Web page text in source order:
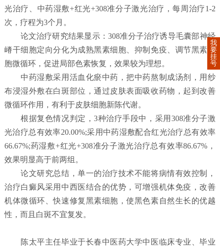
光治疗、中药湿敷+红光+308准分子激光治疗，每周治疗1-2
次，疗程为3个月。
论文治疗研究结果显示：308准分子治疗诱导毛囊部神经
嵴干细胞定向分化为成熟黑素细胞、抑制免疫、调节黑素细
胞微循环，促进局部色素恢复，效果较为理想。
中药湿敷采用活血化瘀中药，把中药熬制成汤剂，用纱
布浸湿外敷在白斑部位，通过皮肤表面吸收药物，起到改善
微循环作用，有利于皮肤细胞新陈代谢。
根据复色情况判定，3种治疗手段中，采用308准分子激
光治疗总有效率20.00%;采用中药湿敷配合红光治疗总有效率
66.67%;药湿敷+红光+308准分子激光治疗总有效率86.67%，
效果明显高于前两组。
论文研究总结，单一的治疗技术不能将病情有效控制，
治疗白癜风采用中西医结合的优势，可增强机体免疫，改善
机体微循环、快速修复黑素细胞，使黑色素自然生长的优越
性，而且白斑不宜复发。
陈太平主任毕业于长春中医药大学中医临床专业、毕业
我
要
挂
号